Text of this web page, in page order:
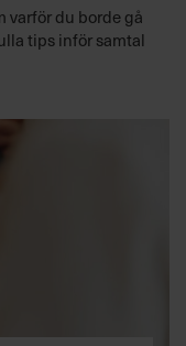
varför du borde gå
tips inför samtal